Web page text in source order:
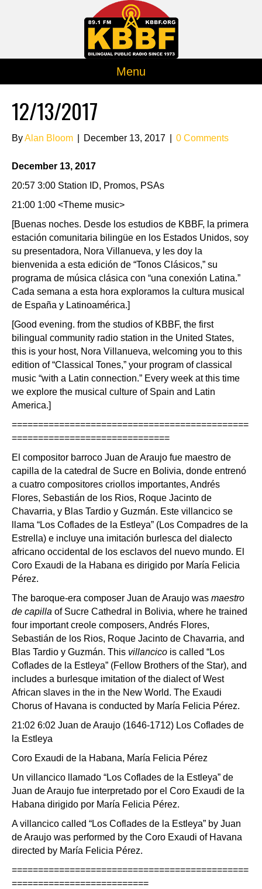
Menu
12/13/2017
ByAlan Bloom December 13, 2017 0 Comments
December 13, 2017
20:57 3:00 Station ID, Promos, PSAs
21:00 1:00 <Theme music>
[Buenas noches. Desde los estudios de KBBF, la primera
estación comunitaria bilingüe en los Estados Unidos, soy
su presentadora, Nora Villanueva, y les doy la
bienvenida a esta edición de “Tonos Clásicos,” su
programa de música clásica con “una conexión Latina.”
Cada semana a esta hora exploramos la cultura musical
de España y Latinoamérica.]
[Good evening. from the studios of KBBF, the first
bilingual community radio station in the United States,
this is your host, Nora Villanueva, welcoming you to this
edition of “Classical Tones,” your program of classical
music “with a Latin connection.” Every week at this time
we explore the musical culture of Spain and Latin
America.]
=============================================
==============================
El compositor barroco Juan de Araujo fue maestro de
capilla de la catedral de Sucre en Bolivia, donde entrenó
a cuatro compositores criollos importantes, Andrés
Flores, Sebastián de los Rios, Roque Jacinto de
Chavarria, y Blas Tardio y Guzmán. Este villancico se
llama “Los Coflades de la Estleya” (Los Compadres de la
Estrella) e incluye una imitación burlesca del dialecto
africano occidental de los esclavos del nuevo mundo. El
Coro Exaudi de la Habana es dirigido por María Felicia
Pérez.
The baroque-era composer Juan de Araujo was maestro
de capilla of Sucre Cathedral in Bolivia, where he trained
four important creole composers, Andrés Flores,
Sebastián de los Rios, Roque Jacinto de Chavarria, and
Blas Tardio y Guzmán. This villancico is called “Los
Coflades de la Estleya” (Fellow Brothers of the Star), and
includes a burlesque imitation of the dialect of West
African slaves in the in the New World. The Exaudi
Chorus of Havana is conducted by María Felicia Pérez.
21:02 6:02 Juan de Araujo (1646-1712) Los Coflades de
la Estleya
Coro Exaudi de la Habana, María Felicia Pérez
Un villancico llamado “Los Coflades de la Estleya” de
Juan de Araujo fue interpretado por el Coro Exaudi de la
Habana dirigido por María Felicia Pérez.
A villancico called “Los Coflades de la Estleya” by Juan
de Araujo was performed by the Coro Exaudi of Havana
directed by María Felicia Pérez.
=============================================
==========================